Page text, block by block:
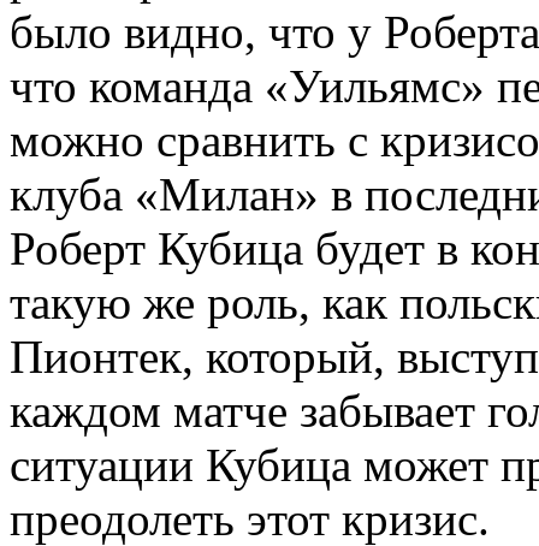
было видно, что у
что команда «Уильямс»
можно сравнить с
клуба «Милан» в
Роберт Кубица будет в
такую же роль, как
Пионтек, который,
каждом матче забывает
ситуации Кубица может
преодолеть этот кризис.